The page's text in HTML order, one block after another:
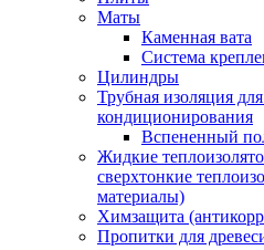
Маты
Каменная вата
Система
Цилиндры
Трубная изоляция
кондиционирования
Вспененный
Жидкие
сверхтонкие
материалы)
Химзащита
Пропитки для